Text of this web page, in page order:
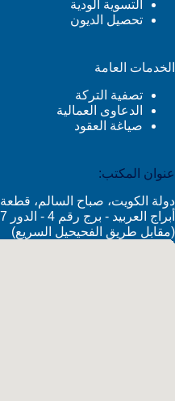
التسوية الودية
تحصيل الديون
الخدمات العامة
تصفية التركة
الدعاوى العمالية
صياغة العقود
عنوان المكتب:
دولة الكويت، صباح السالم، قطعة 1، شارع 102
أبراج العربيد - برج رقم 4 - الدور 17 - مكتب 65
(مقابل طريق الفحيحيل السريع)